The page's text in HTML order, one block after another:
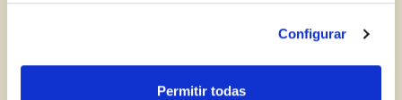
Configurar
Permitir todas